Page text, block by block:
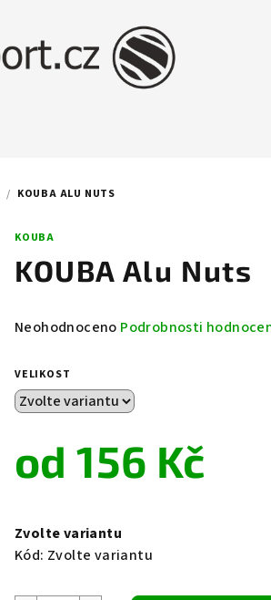
/ KOUBA ALU NUTS
KOUBA
KOUBA Alu Nuts
Průměrné
produktu
je
0,0
5
hvězdiček.
Neohodnoceno Podrobnosti
VELIKOST
od156 Kč
cena:
Zvolte variantu
Kód: Zvolte variantu